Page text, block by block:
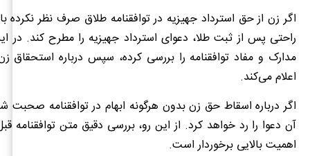
اگر زن از حق استرداد جهیزیه در توافقنامه طلاق صرف نظر نکرده
راحتی پس از ثبت طلا، دعوای استرداد جهیزیه را مطرح کند. در
مدارک و مفاد توافقنامه را بررسی کرده، سپس درباره استحقاق
اعلام می‌کند.
اگر درباره اسقاط حق زن بدون هرگونه ابهام در توافقنامه صحبت
آن دعوا را رد خواهد کرد. از این رو، بررسی دقیق متن توافقنامه
اهمیت بالایی برخوردار است.